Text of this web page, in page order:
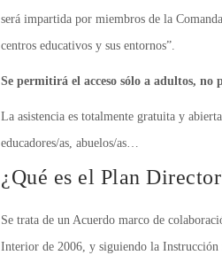
será impartida por miembros de la
centros educativos y sus entornos”.
Se permitirá el acceso sólo a adultos, no
La asistencia es totalmente gratuita y
educadores/as, abuelos/as…
¿Qué es el Plan
Se trata de un Acuerdo marco de
Interior de 2006, y siguiendo la Instrucción